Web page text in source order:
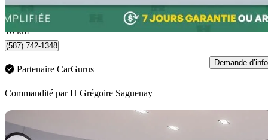
Chicoutimi, QC
10 km
(587) 742-1348
Partenaire CarGurus
Demande d’info
Commandité parH Grégoire Saguenay